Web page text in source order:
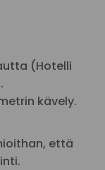
(Hotelli
kävely.
että